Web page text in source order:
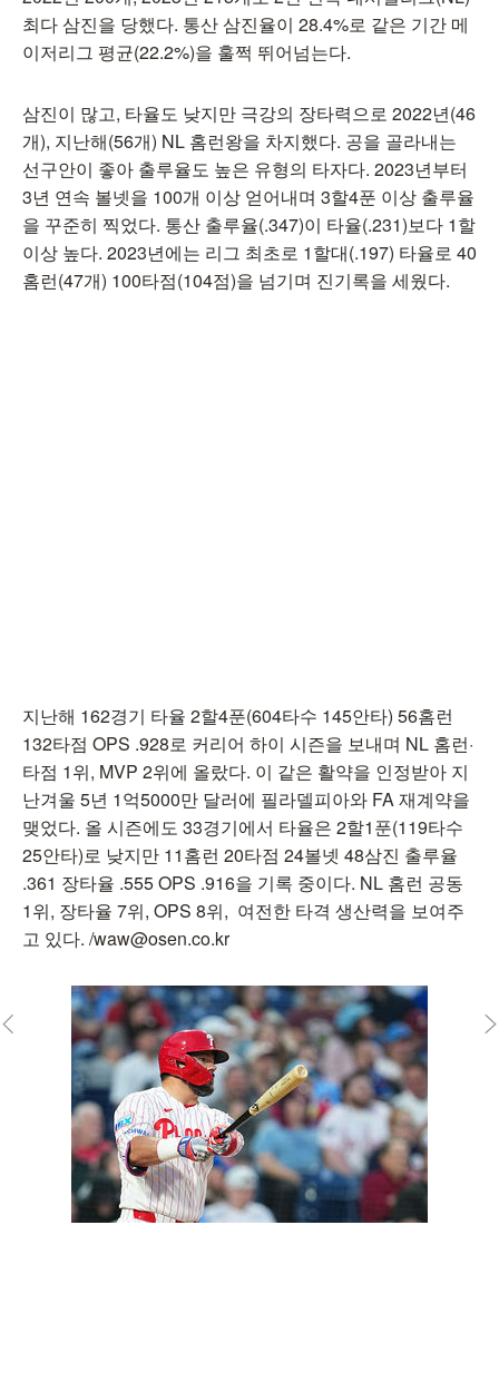
최다 삼진을 당했다. 통산 삼진율이 28.4%로 같은 기간 메
이저리그 평균(22.2%)을 훌쩍 뛰어넘는다.
삼진이 많고, 타율도 낮지만 극강의 장타력으로 2022년(46
개), 지난해(56개) NL 홈런왕을 차지했다. 공을 골라내는
선구안이 좋아 출루율도 높은 유형의 타자다. 2023년부터
3년 연속 볼넷을 100개 이상 얻어내며 3할4푼 이상 출루율
을 꾸준히 찍었다. 통산 출루율(.347)이 타율(.231)보다 1할
이상 높다. 2023년에는 리그 최초로 1할대(.197) 타율로 40
홈런(47개) 100타점(104점)을 넘기며 진기록을 세웠다.
지난해 162경기 타율 2할4푼(604타수 145안타) 56홈런
132타점 OPS .928로 커리어 하이 시즌을 보내며 NL 홈런·
타점 1위, MVP 2위에 올랐다. 이 같은 활약을 인정받아 지
난겨울 5년 1억5000만 달러에 필라델피아와 FA 재계약을
맺었다. 올 시즌에도 33경기에서 타율은 2할1푼(119타수
25안타)로 낮지만 11홈런 20타점 24볼넷 48삼진 출루율
.361 장타율 .555 OPS .916을 기록 중이다. NL 홈런 공동
1위, 장타율 7위, OPS 8위, 여전한 타격 생산력을 보여주
고 있다. /waw@osen.co.kr